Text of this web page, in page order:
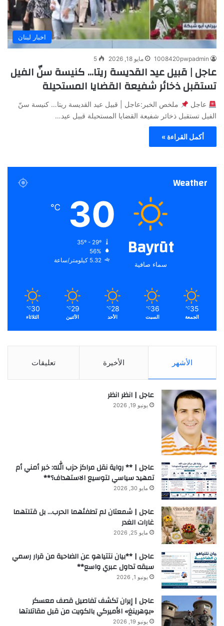
اخبار لبنان
1008420pwpadmin مايو 18, 2026 5
عاجل | قبيل عيد القديسة ريتا… كنيسة سنّ الفيل
تستقبل ذخائر شفيعة القضايا المستحيلة
عاجل
ملخص الخبر:عاجل | قبيل عيد القديسة ريتا… كنيسة سنّ
الفيل تستقبل ذخائر شفيعة القضايا المستحيلة قبيل عيد…
أكمل القراءة »
Weather
Bayrūt
سماء صافية
30
℃
56%
5.32 كيلومتر/ساعة
35
℃
الجمعة
36
℃
السبت
28
℃
الأحد
29
℃
الأثنين
30
℃
الثلاثاء
الأشهر الأخيرة تعليقات
عاجل | انظر انظر
يونيو 19, 2026
عاجل | ** رواية نقل مراكز حزب الله: خبر أمني أم
تمهيد سياسي لتوسيع الاستهداف؟**
مايو 30, 2026
عاجل | شمعتان لم تطفئهما الحرب… بل قتلتهما
غارات الغدر
مايو 25, 2026
عاجل | **بيان نتتياهو عن الضاحية من قرار رسمي
سبقه تداول عبري واسع**
يونيو 1, 2026
عاجل | إيران تكشف تفاصيل قصف معسكر
«بوهرينغ» الأميركي بالكويت من قبل مقاتلاتها
يونيو 19, 2026